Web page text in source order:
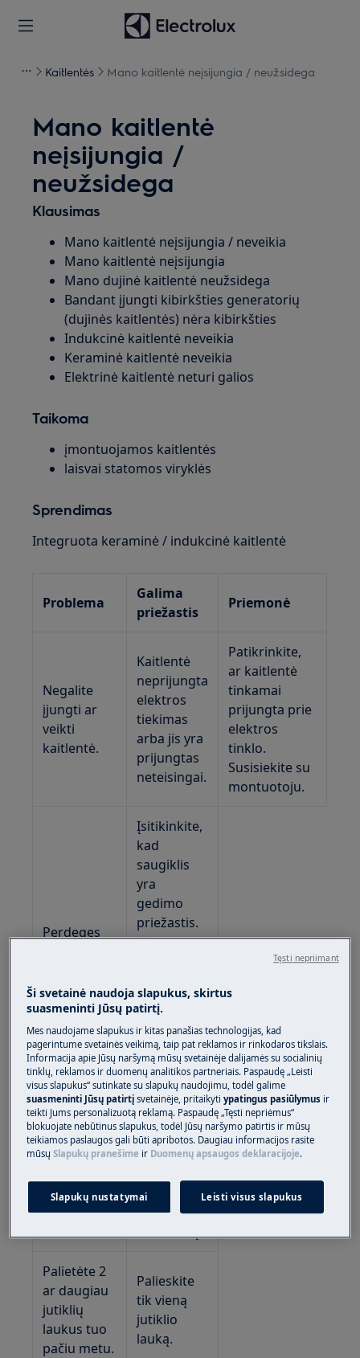
Kaitlentės Mano kaitlentė neįsijungia / neužsidega
Mano kaitlentė
neįsijungia /
neužsidega
Klausimas
Mano kaitlentė neįsijungia / neveikia
Mano kaitlentė neįsijungia
Mano dujinė kaitlentė neužsidega
Bandant įjungti kibirkšties generatorių
(dujinės kaitlentės) nėra kibirkšties
Indukcinė kaitlentė neveikia
Keraminė kaitlentė neveikia
Elektrinė kaitlentė neturi galios
Taikoma
įmontuojamos kaitlentės
laisvai statomos viryklės
Sprendimas
Integruota keraminė / indukcinė kaitlentė
Problema
Galima
priežastis
Priemonė
Negalite
įjungti ar
veikti
kaitlentė.
Kaitlentė
neprijungta
elektros
tiekimas
arba jis yra
prijungtas
neteisingai.
Patikrinkite,
ar kaitlentė
tinkamai
prijungta prie
elektros
tinklo.
Susisiekite su
montuotoju.
Perdegęs
Įsitikinkite,
kad
saugiklis
yra
gedimo
priežastis.
Jei
perdega,
kreipkitės į
kvalifikuotą
elektriką.
Jūs
nenustatėte
šilumos
10
sekundžių.
Vėl įjunkite
kaitlentę ir
nustatykite
šilumos
mažesnis
nei 10
Palietėte 2
ar daugiau
jutiklių
laukus tuo
pačiu metu.
Palieskite
tik vieną
jutiklio
lauką.
Ši svetainė naudoja slapukus, skirtus
suasmeninti Jūsų patirtį.
Mes naudojame slapukus ir kitas panašias technologijas, kad
pagerintume svetainės veikimą, taip pat reklamos ir rinkodaros tikslais.
Informacija apie Jūsų naršymą mūsų svetainėje dalijamės su socialinių
tinklų, reklamos ir duomenų analitikos partneriais. Paspaudę „Leisti
visus slapukus“ sutinkate su slapukų naudojimu, todėl galime
suasmeninti Jūsų patirtįsvetainėje, pritaikytiypatingus pasiūlymus ir
teikti Jums personalizuotą reklamą. Paspaudę „Tęsti nepriėmus“
blokuojate nebūtinus slapukus, todėl Jūsų naršymo patirtis ir mūsų
teikiamos paslaugos gali būti apribotos. Daugiau informacijos rasite
mūsųSlapukų pranešime ir Duomenų apsaugos deklaracijoje.
Slapukų nustatymai Leisti visus slapukus
Tęsti nepriimant